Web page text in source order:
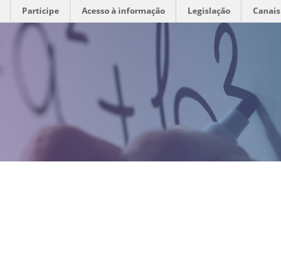
Participe Acesso à informação Legislação Canais